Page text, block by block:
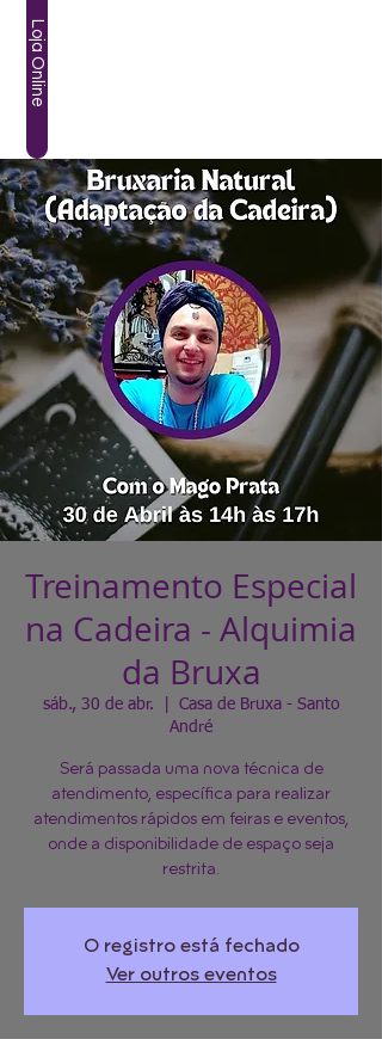
Loja Online
Treinamento Especial
na Cadeira - Alquimia
da Bruxa
sáb., 30 de abr.
Casa de Bruxa - Santo
André
Será passada uma nova técnica de
atendimento, específica para realizar
atendimentos rápidos em feiras e eventos,
onde a disponibilidade de espaço seja
restrita.
O registro está fechado
Ver outros eventos